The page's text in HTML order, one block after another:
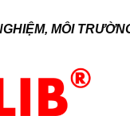
MÔI